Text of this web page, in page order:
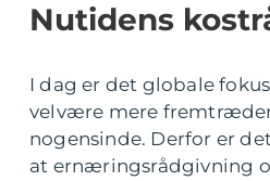
Nutidens
I dag er det globale
velvære mere
nogensinde. Derfor er
at ernæringsrådgivning